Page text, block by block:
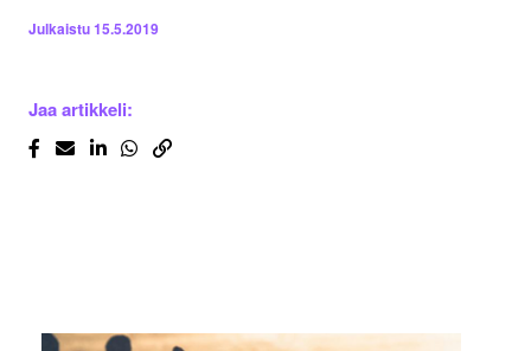
Julkaistu15.5.2019
Jaa artikkeli: